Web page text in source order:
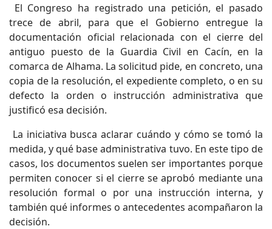
El Congreso ha registrado una petición, el pasado
trece de abril, para que el Gobierno entregue la
documentación oficial relacionada con el cierre del
antiguo puesto de la Guardia Civil en Cacín, en la
comarca de Alhama. La solicitud pide, en concreto, una
copia de la resolución, el expediente completo, o en su
defecto la orden o instrucción administrativa que
justificó esa decisión.
La iniciativa busca aclarar cuándo y cómo se tomó la
medida, y qué base administrativa tuvo. En este tipo de
casos, los documentos suelen ser importantes porque
permiten conocer si el cierre se aprobó mediante una
resolución formal o por una instrucción interna, y
también qué informes o antecedentes acompañaron la
decisión.